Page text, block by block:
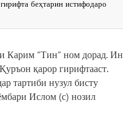
беҳтарин истифодаро
Карим “Тин” ном дорад. Ин
қарор гирифтааст.
тартиби нузул бисту
Ислом (с) нозил